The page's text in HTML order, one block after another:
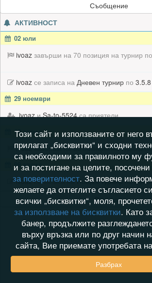
Съобщение
АКТИВНОСТ
02 юли
ivoaz завърши на 70 позиция на турнир по
ivoaz се записа на Дневен турнир по
29 ноември
ivoazиSa-to-5524са приятели.
10 април
ivoazзавърши на 33 позиция на турнир
09 април
ivoazсе записа на Нощен турнир по
Виж още
Този сайт и използваните от него
прилагат „бисквитки“ и сходни
са необходими за правилното му
и за постигане на целите,
за поверителност. За повече
желаете да оттеглите съгласието
всички „бисквитки“, моля,
за използване на бисквитки. Като
банер, продължите
върху връзка или по друг начин
сайта, Вие приемате употребата
Разбрах